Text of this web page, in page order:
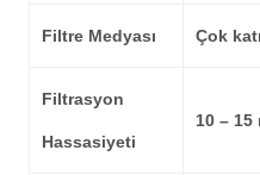
Filtre Medyası Çok
Filtrasyon
Hassasiyeti
10 – 15